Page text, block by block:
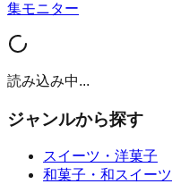
集モニター
読み込み中...
ジャンルから探す
スイーツ・洋菓子
和菓子・和スイーツ